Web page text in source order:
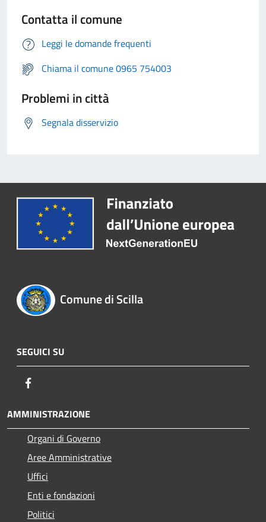
Contatta il comune
Leggi le domande frequenti
Chiama il comune 0965 754003
Problemi in città
Segnala disservizio
Comune di Scilla
SEGUICI SU
AMMINISTRAZIONE
Organi di Governo
Aree Amministrative
Uffici
Enti e fondazioni
Politici